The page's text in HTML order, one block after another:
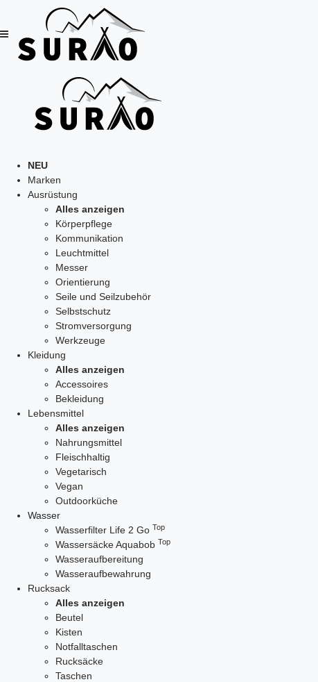
NEU
Marken
Ausrüstung
Alles anzeigen
Körperpflege
Kommunikation
Leuchtmittel
Messer
Orientierung
Seile und Seilzubehör
Selbstschutz
Stromversorgung
Werkzeuge
Kleidung
Alles anzeigen
Accessoires
Bekleidung
Lebensmittel
Alles anzeigen
Nahrungsmittel
Fleischhaltig
Vegetarisch
Vegan
Outdoorküche
Wasser
Wasserfilter Life 2 Go Top
Wassersäcke Aquabob Top
Wasseraufbereitung
Wasseraufbewahrung
Rucksack
Alles anzeigen
Beutel
Kisten
Notfalltaschen
Rucksäcke
Taschen